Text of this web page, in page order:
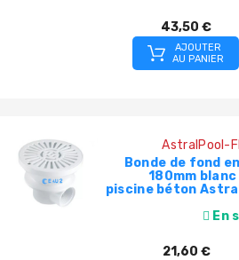
43,50 €
AJOUTER
AU PANIER
AstralPool-
Bonde de fond
180mm
piscine béton
En
21,60 €